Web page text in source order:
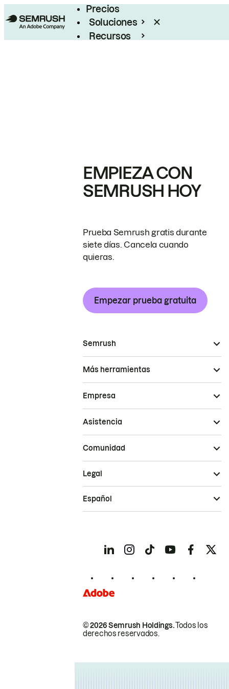
Precios
Soluciones
Recursos
EMPIEZA CON
SEMRUSH HOY
Prueba Semrush gratis durante
siete días. Cancela cuando
quieras.
Empezar prueba gratuita
Semrush
Más herramientas
Empresa
Asistencia
Comunidad
© 2026 Semrush Holdings.Todos los
derechos reservados.
Legal
Español